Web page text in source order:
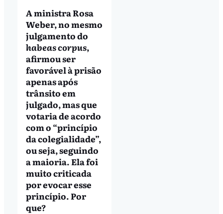
A ministra Rosa
Weber, no mesmo
julgamento do
habeas corpus,
afirmou ser
favorável à prisão
apenas após
trânsito em
julgado, mas que
votaria de acordo
com o “princípio
da colegialidade”,
ou seja, seguindo
a maioria. Ela foi
muito criticada
por evocar esse
princípio. Por
que?